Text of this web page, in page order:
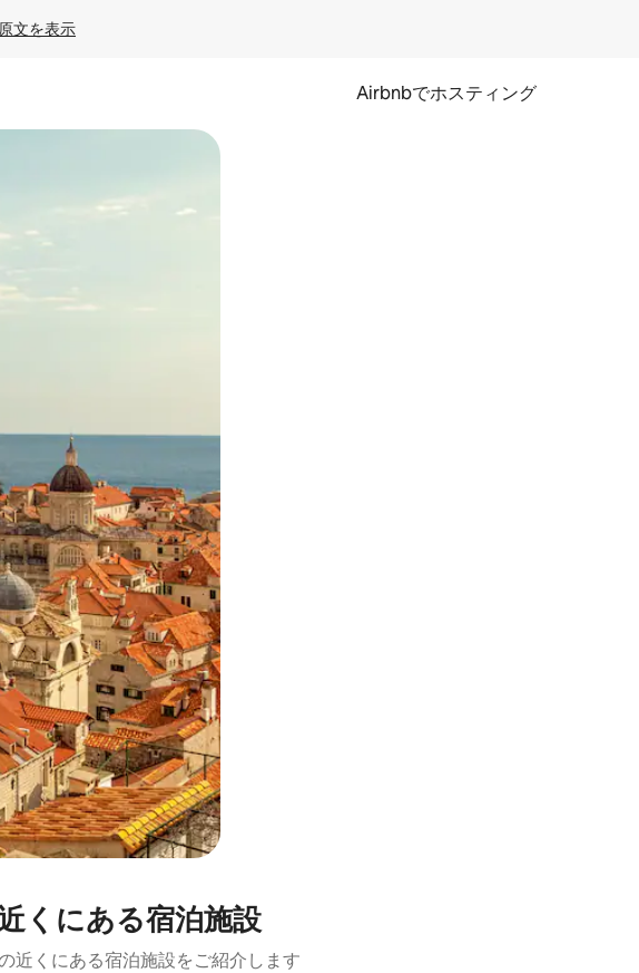
原文を表示
Airbnbでホスティング
果を確認することができます。
くにある宿泊施設
近くにある宿泊施設をご紹介します